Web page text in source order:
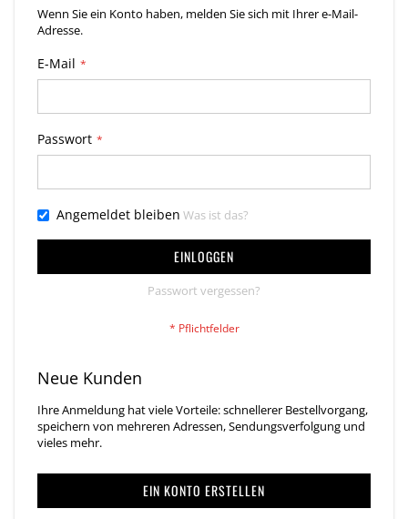
Wenn Sie ein Konto haben, melden Sie sich mit Ihrer e-Mail-
Adresse.
E-Mail
Passwort
Angemeldet bleiben Was ist das?
EINLOGGEN
Passwort vergessen?
Neue Kunden
Ihre Anmeldung hat viele Vorteile: schnellerer Bestellvorgang,
speichern von mehreren Adressen, Sendungsverfolgung und
vieles mehr.
EIN KONTO ERSTELLEN